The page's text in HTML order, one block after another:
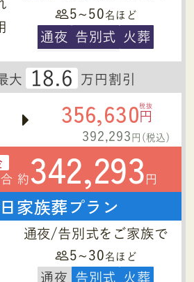
5~50 名ほど
通夜 告別式 火葬
大 18.6 万円割引
356,630税抜
円
392,293 円(税込)
約 342,293 円
家族葬プラン
通夜/告別式をご家族で
5~30 名ほど
通夜 告別式 火葬